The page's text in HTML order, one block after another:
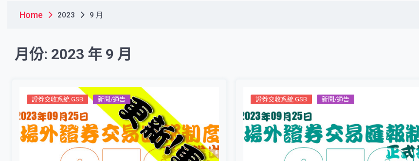
Home 2023 9 月
月份: 2023 年 9 月
證券交收系統 GSB 新聞/通告 證券交收系統 GSB 新聞/通告